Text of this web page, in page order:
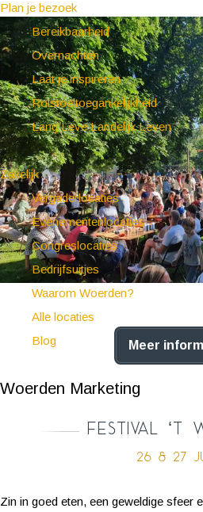
Plan je bezoek
Bereikbaarheid
Overnachten
Laat je inspireren
Rolstoeltoegankelijkheid
Lang Leve Landelijk Leven
Zakelijk
Vergaderlocaties
Evenementenlocaties
Congreslocaties
Bedrijfsuitjes
Waarom Woerden?
Alle locaties
Blog
Woerden Marketing
Meer
Festival ‘t
26 & 27
Zin in goed eten, een geweldige sfeer